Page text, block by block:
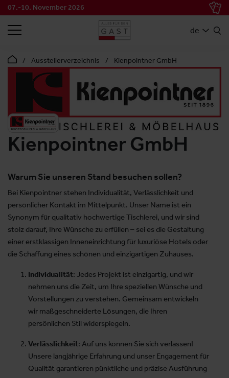
07.-10. November 2026
de
SUCHEN
Ausstellerverzeichnis Kienpointner GmbH
Kienpointner GmbH
Warum Sie unseren Stand besuchen sollen?
Bei Kienpointner stehen Individualität, Verlässlichkeit und
persönlicher Kontakt im Mittelpunkt. Unser Name ist ein
Synonym für qualitativ hochwertige Tischlerei, und wir sind
stolz darauf, Ihre Wünsche zu erfüllen – sei es die Gestaltung
einer erstklassigen Inneneinrichtung für luxuriöse Hotels oder
die Schaffung eines schönen und einzigartigen Zuhauses.
Individualität: Jedes Projekt ist einzigartig, und wir
nehmen uns die Zeit, um Ihre speziellen Wünsche und
Vorstellungen zu verstehen. Gemeinsam entwickeln
wir maßgeschneiderte Lösungen, die Ihren
persönlichen Stil widerspiegeln.
Verlässlichkeit: Auf uns können Sie sich verlassen!
Unsere langjährige Erfahrung und unser Engagement für
Qualität garantieren pünktliche und präzise Ausführung